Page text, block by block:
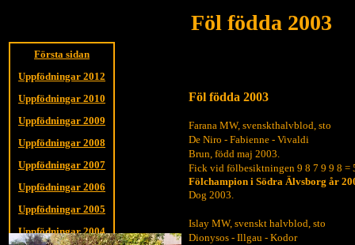
Föl födda 2003
Farana MW, svenskthalvblod, sto
De Niro - Fabienne - Vivaldi
Brun, född maj 2003.
Fick vid fölbesiktningen 9 8 7 9 9 8 =
Fölchampion i Södra Älvsborg år
Dog 2003.
Islay MW, svenskt halvblod, sto
Dionysos - Illgau - Kodor
Föl födda 2003
Första sidan
Uppfödningar 2012
Uppfödningar 2010
Uppfödningar 2009
Uppfödningar 2008
Uppfödningar 2007
Uppfödningar 2006
Uppfödningar 2005
Uppfödningar 2004